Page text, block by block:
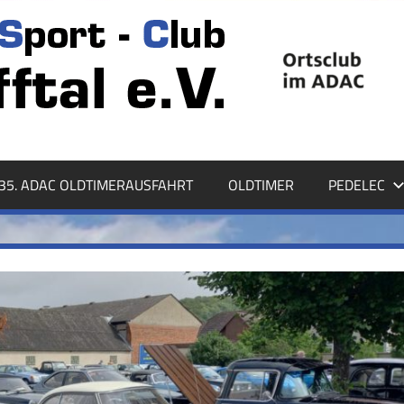
35. ADAC OLDTIMERAUSFAHRT OLDTIMER PEDELEC